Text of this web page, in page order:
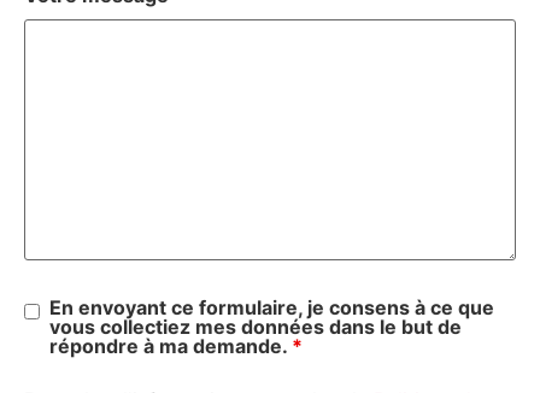
En envoyant ce formulaire, je consens à ce que
vous collectiez mes données dans le but de
répondre à ma demande. *